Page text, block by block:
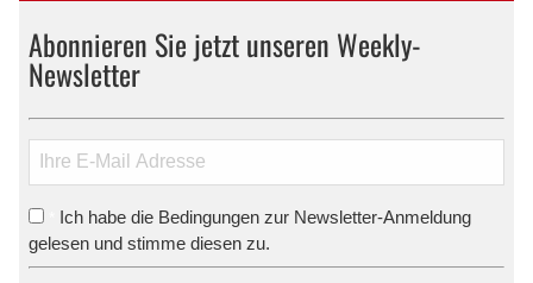
Abonnieren Sie jetzt unseren Weekly-
Newsletter
Ich habe die Bedingungen zur Newsletter-Anmeldung
gelesen und stimme diesen zu.